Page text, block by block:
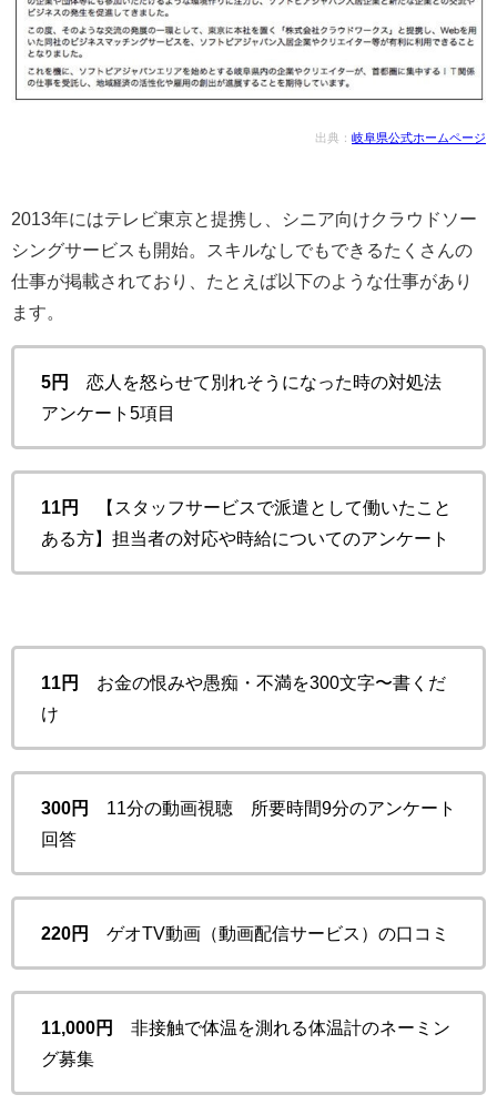
出典： 岐阜県公式ホームページ
2013年にはテレビ東京と提携し、シニア向けクラウドソー
シングサービスも開始。スキルなしでもできるたくさんの
仕事が掲載されており、たとえば以下のような仕事があり
ます。
5円
恋人を怒らせて別れそうになった時の対処法
アンケート5項目
11円
【スタッフサービスで派遣として働いたこと
ある方】担当者の対応や時給についてのアンケート
11円
お金の恨みや愚痴・不満を300文字〜書くだ
け
300円
11分の動画視聴 所要時間9分のアンケート
回答
220円 ゲオTV動画（動画配信サービス）の口コミ
11,000円
非接触で体温を測れる体温計のネーミン
グ募集